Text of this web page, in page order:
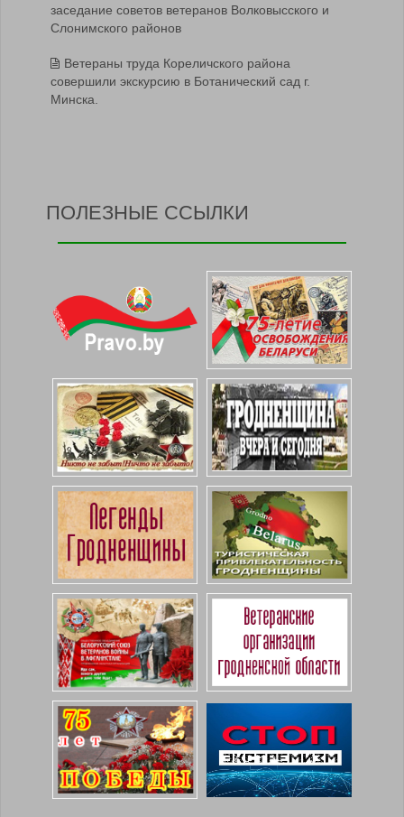
заседание советов ветеранов Волковысского и
Слонимского районов
Ветераны труда Кореличского района
совершили экскурсию в Ботанический сад г.
Минска.
ПОЛЕЗНЫЕ ССЫЛКИ